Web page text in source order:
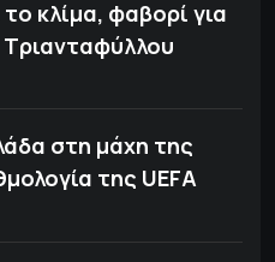
κλίμα, φαβορί για
στη μάχη της
της UEFA